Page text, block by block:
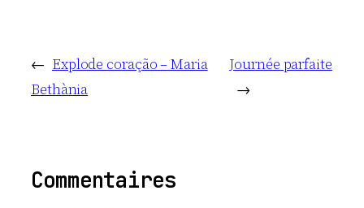
← Explode coração – Maria
Bethània
Journée parfaite
→
Commentaires